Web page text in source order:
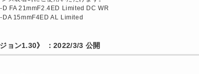
D FA 21mmF2.4ED Limited DC WR
DA 15mmF4ED AL Limited
ョン1.30》 ：2022/3/3 公開